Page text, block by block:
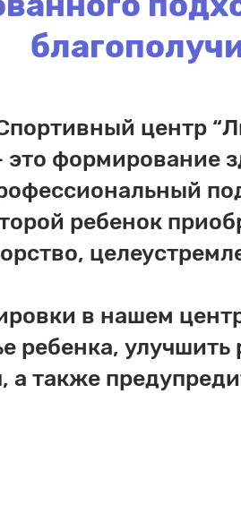
центр
это формирование
ребенок
в нашем
ребенка,
а также